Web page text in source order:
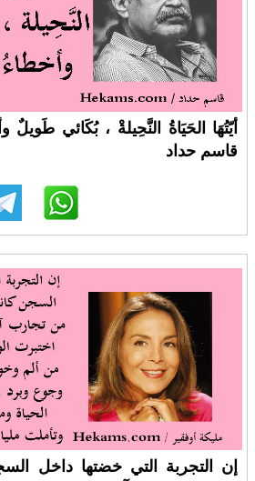
أيّتُهَا الحَيَاةُ النَّحِيلةْ ، بُكَائي
قاسم حداد
إن التجربة التي خضتها داخل